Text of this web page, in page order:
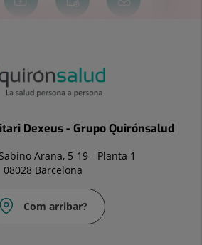
Dexeus - Grupo Quirónsalud
Arana, 5-19 - Planta 1
08028 Barcelona
Com arribar?